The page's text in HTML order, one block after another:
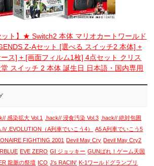
ット】★ Switch2 本体 マリオカートワールド
Z-Aセット [選べる スイッチ2 本体] +
ス] + [画面フィルム1枚] 4点セット クリス
スイッチ 2 本体 誕生日 日本語・国内専用
感染拡大 Vol.1 .hack// 浸食汚染 Vol.3 .hack// 絶対包囲
（A列車でいこう4）
A5 A列車でいこう5
FIGHTING 2001 Devil May Cry Devil May Cry2
EVE ZERO GI ジョッキー GUNばれ！ゲーム天国
龍脈の祭壇 ICO J's RACIN' K-1ワールドグランプリ